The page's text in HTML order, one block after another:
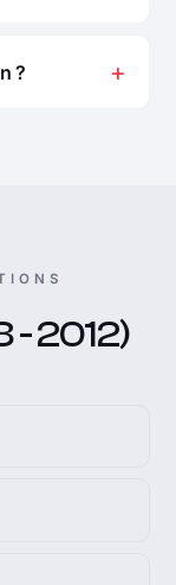
?
- 2012)